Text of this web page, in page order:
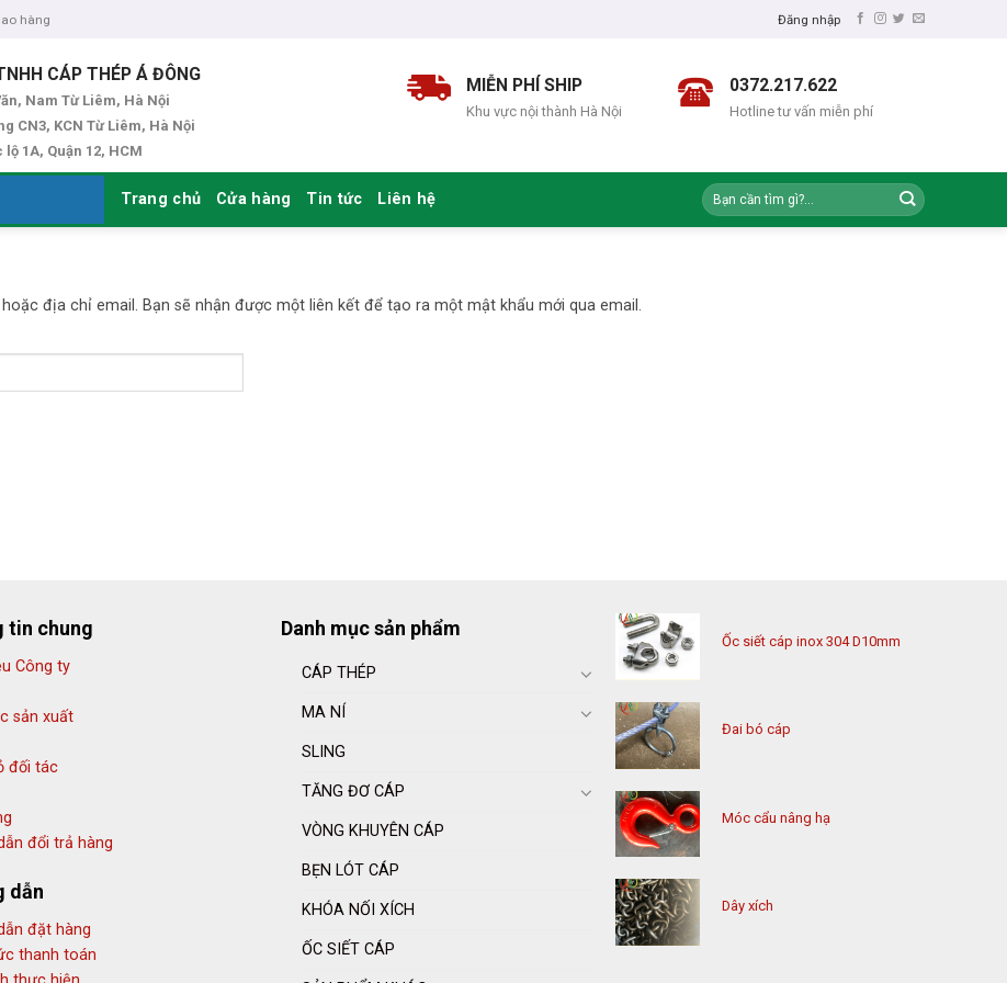
hàng Đăng nhập
CÁP THÉP Á ĐÔNG
Nam Từ Liêm, Hà Nội
CN3, KCN Từ Liêm, Hà Nội
lộ 1A, Quận 12, HCM
MIỄN PHÍ SHIP
Khu vực nội thành Hà Nội
0372.217.622
Hotline tư vấn miễn phí
Trang chủ Cửa hàng Tin tức Liên hệ
địa chỉ email. Bạn sẽ nhận được một liên kết để tạo ra một mật khẩu mới qua email.
tin chung
Công ty
sản xuất
đối tác
đổi trả hàng
dẫn
đặt hàng
thanh toán
Danh mục sản phẩm
CÁP THÉP
MA NÍ
SLING
TĂNG ĐƠ CÁP
VÒNG KHUYÊN CÁP
BẸN LÓT CÁP
KHÓA NỐI XÍCH
ỐC SIẾT CÁP
Ốc siết cáp inox 304 D10mm
Đai bó cáp
Móc cẩu nâng hạ
Dây xích